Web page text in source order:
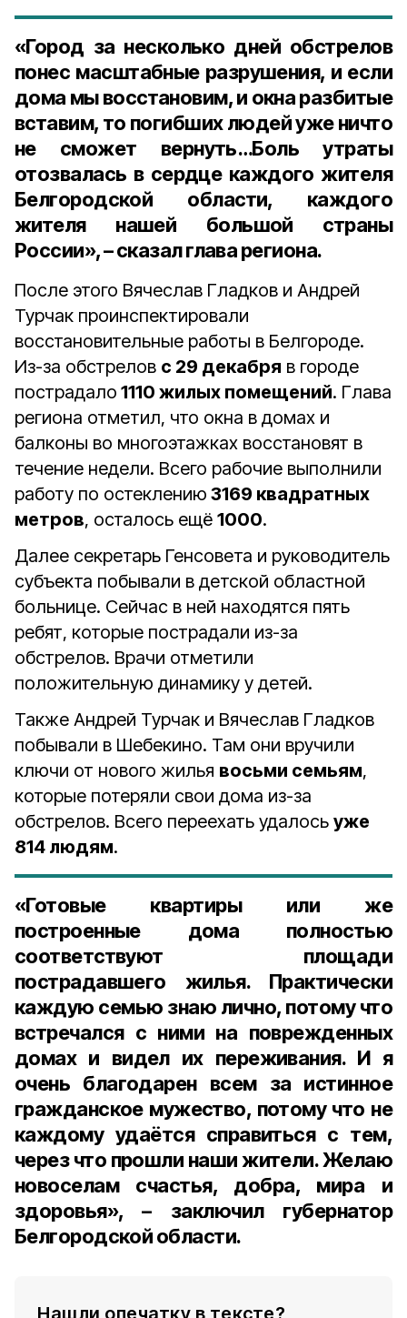
«Город за несколько дней обстрелов
понес масштабные разрушения, и если
дома мы восстановим, и окна разбитые
вставим, то погибших людей уже ничто
не сможет вернуть…Боль утраты
отозвалась в сердце каждого жителя
Белгородской области, каждого
жителя нашей большой страны
России», – сказал глава региона.
После этого Вячеслав Гладков и Андрей
Турчак проинспектировали
восстановительные работы в Белгороде.
Из-за обстрелов с 29 декабря в городе
пострадало 1110 жилых помещений. Глава
региона отметил, что окна в домах и
балконы во многоэтажках восстановят в
течение недели. Всего рабочие выполнили
работу по остеклению 3169 квадратных
метров, осталось ещё 1000.
Далее секретарь Генсовета и руководитель
субъекта побывали в детской областной
больнице. Сейчас в ней находятся пять
ребят, которые пострадали из-за
обстрелов. Врачи отметили
положительную динамику у детей.
Также Андрей Турчак и Вячеслав Гладков
побывали в Шебекино. Там они вручили
ключи от нового жилья восьми семьям,
которые потеряли свои дома из-за
обстрелов. Всего переехать удалось уже
814 людям.
«Готовые квартиры или же
построенные дома полностью
соответствуют площади
пострадавшего жилья. Практически
каждую семью знаю лично, потому что
встречался с ними на поврежденных
домах и видел их переживания. И я
очень благодарен всем за истинное
гражданское мужество, потому что не
каждому удаётся справиться с тем,
через что прошли наши жители. Желаю
новоселам счастья, добра, мира и
здоровья», – заключил губернатор
Белгородской области.
Нашли опечатку в тексте?